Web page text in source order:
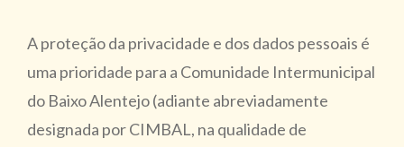
A proteção da privacidade e dos dados pessoais é
uma prioridade para a Comunidade Intermunicipal
do Baixo Alentejo (adiante abreviadamente
designada por CIMBAL, na qualidade de